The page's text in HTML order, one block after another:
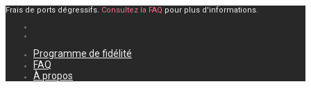
Frais de ports dégressifs. Consultez la FAQ pour plus d'informations.
Programme de fidélité
FAQ
À propos